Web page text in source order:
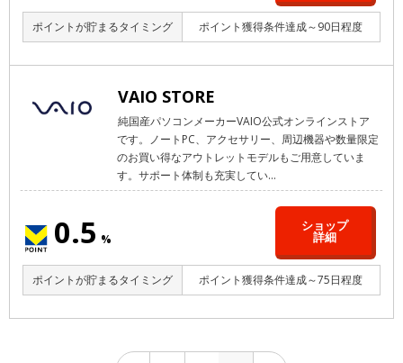
ポイントが貯まるタイミング ポイント獲得条件達成～90日程度
VAIO STORE
純国産パソコンメーカーVAIO公式オンラインストア
です。ノートPC、アクセサリー、周辺機器や数量限定
のお買い得なアウトレットモデルもご用意していま
す。サポート体制も充実してい...
0.5 %
ショップ
詳細
ポイントが貯まるタイミング ポイント獲得条件達成～75日程度